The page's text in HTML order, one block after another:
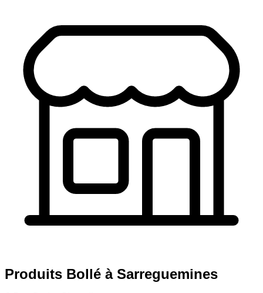
Produits Bollé à Sarreguemines